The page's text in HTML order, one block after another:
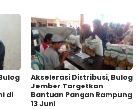
di
Akselerasi Distribusi, Bulog
Jember Targetkan
Bantuan Pangan Rampung
13 Juni